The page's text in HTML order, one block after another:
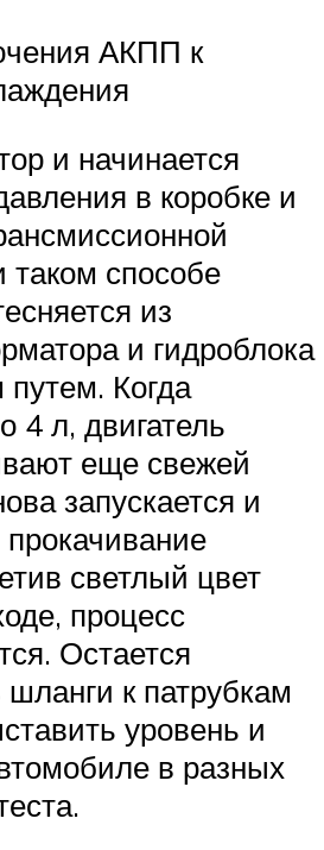
АКПП к
и начинается
в коробке и
способе
из
и гидроблока
Когда
4 л, двигатель
еще свежей
запускается и
светлый цвет
процесс
Остается
к патрубкам
уровень и
в разных